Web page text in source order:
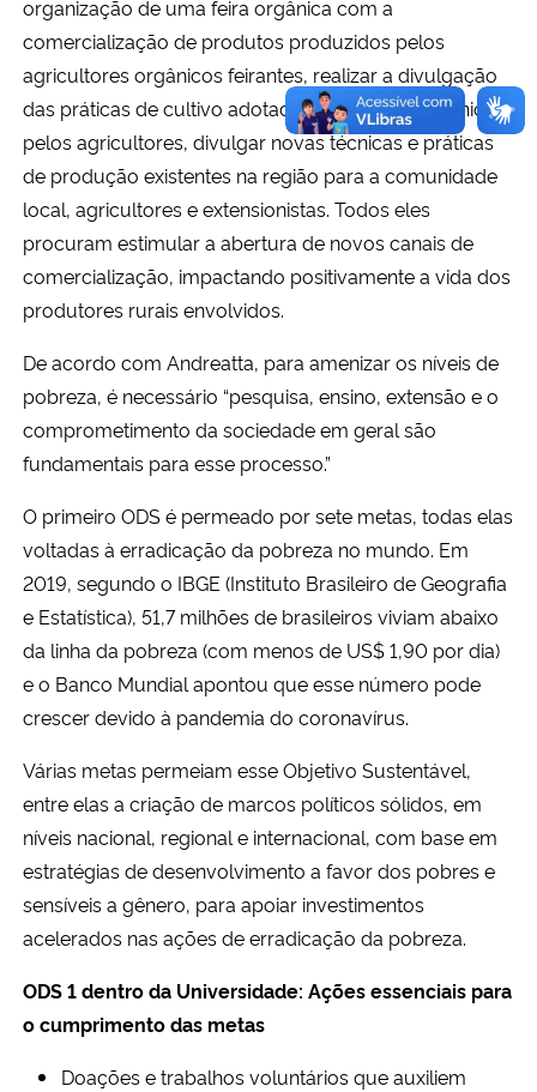
organização de uma feira orgânica com a
comercialização de produtos produzidos pelos
agricultores orgânicos feirantes, realizar a divulgação
das práticas de cultivo adotadas no sistema orgânico
pelos agricultores, divulgar novas técnicas e práticas
de produção existentes na região para a comunidade
local, agricultores e extensionistas. Todos eles
procuram estimular a abertura de novos canais de
comercialização, impactando positivamente a vida dos
produtores rurais envolvidos.
De acordo com Andreatta, para amenizar os níveis de
pobreza, é necessário “pesquisa, ensino, extensão e o
comprometimento da sociedade em geral são
fundamentais para esse processo.”
O primeiro ODS é permeado por sete metas, todas elas
voltadas à erradicação da pobreza no mundo. Em
2019, segundo o IBGE (Instituto Brasileiro de Geografia
e Estatística), 51,7 milhões de brasileiros viviam abaixo
da linha da pobreza (com menos de US$ 1,90 por dia)
e o Banco Mundial apontou que esse número pode
crescer devido à pandemia do coronavírus.
Várias metas permeiam esse Objetivo Sustentável,
entre elas a criação de marcos políticos sólidos, em
níveis nacional, regional e internacional, com base em
estratégias de desenvolvimento a favor dos pobres e
sensíveis a gênero, para apoiar investimentos
acelerados nas ações de erradicação da pobreza.
ODS 1 dentro da Universidade: Ações essenciais para
o cumprimento das metas
Doações e trabalhos voluntários que auxiliem